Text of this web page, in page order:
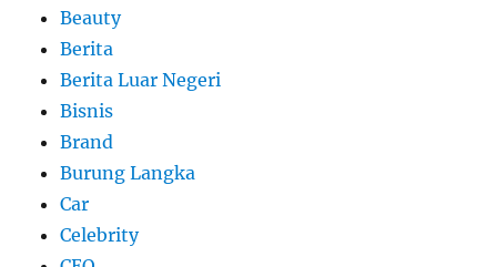
Beauty
Berita
Berita Luar Negeri
Bisnis
Brand
Burung Langka
Car
Celebrity